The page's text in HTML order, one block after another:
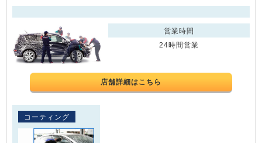
営業時間
24時間営業
店舗詳細はこちら
コーティング